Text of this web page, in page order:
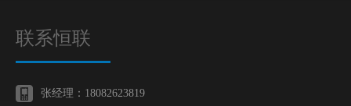
联系恒联
张经理：18082623819